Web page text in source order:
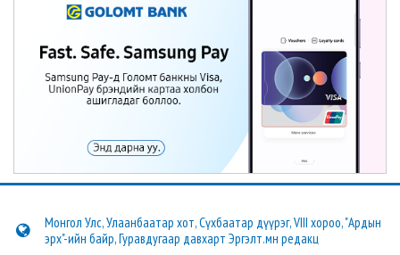
Монгол Улс, Улаанбаатар хот, Сүхбаатар дүүрэг, VIII хороо, "Ардын
эрх"-ийн байр, Гуравдугаар давхарт Эргэлт.мн редакц